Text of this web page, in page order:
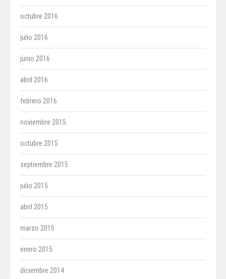
octubre 2016
julio 2016
junio 2016
abril 2016
febrero 2016
noviembre 2015
octubre 2015
septiembre 2015
julio 2015
abril 2015
marzo 2015
enero 2015
diciembre 2014